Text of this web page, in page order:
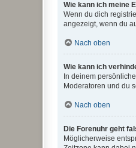
Wie kann ich meine
Wenn du dich
angezeigt, wenn du
Nach oben
Wie kann ich
In deinem
Moderatoren und du
Nach oben
Die Forenuhr geht
Möglicherweise